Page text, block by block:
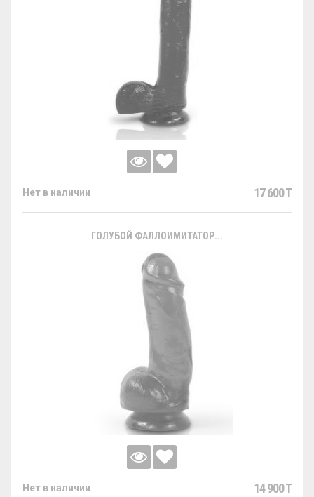
Нет в наличии 17 600 T
ГОЛУБОЙ ФАЛЛОИМИТАТОР...
Нет в наличии 14 900 T